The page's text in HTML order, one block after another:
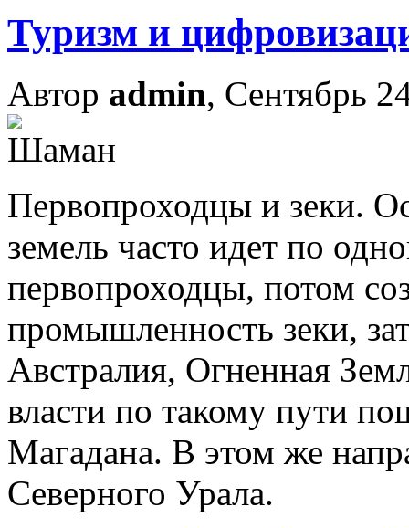
Туризм и
Автор admin, Сентябрь
Первопроходцы и зеки.
земель часто идет по
первопроходцы, потом
промышленность зеки,
Австралия, Огненная
власти по такому пути
Магадана. В этом же
Северного Урала.